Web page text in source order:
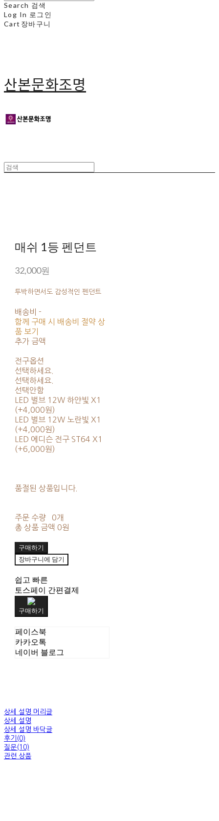
Search 검색
Log In 로그인
Cart 장바구니
산본문화조명
매쉬 1등 펜던트
32,000원
투박하면서도 감성적인 펜던트
배송비 -
함께 구매 시 배송비 절약 상
품 보기
추가 금액
전구옵션
선택하세요.
선택하세요.
선택안함
LED 벌브 12W 하얀빛 X1
(+4,000원)
LED 벌브 12W 노란빛 X1
(+4,000원)
LED 에디슨 전구 ST64 X1
(+6,000원)
품절된 상품입니다.
주문 수량
0개
총 상품 금액 0원
구매하기
장바구니에 담기
쉽고 빠른
토스페이 간편결제
구매하기
페이스북
카카오톡
네이버 블로그
상세 설명 머리글
상세 설명
상세 설명 바닥글
후기(0)
질문(10)
관련 상품